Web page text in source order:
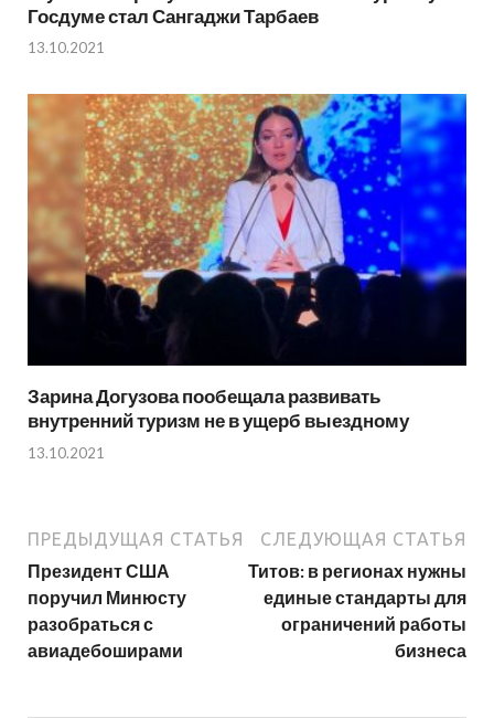
Госдуме стал Сангаджи Тарбаев
13.10.2021
Зарина Догузова пообещала развивать
внутренний туризм не в ущерб выездному
13.10.2021
ПРЕДЫДУЩАЯ СТАТЬЯ
Президент США
поручил Минюсту
разобраться с
авиадебоширами
СЛЕДУЮЩАЯ СТАТЬЯ
Титов: в регионах нужны
единые стандарты для
ограничений работы
бизнеса